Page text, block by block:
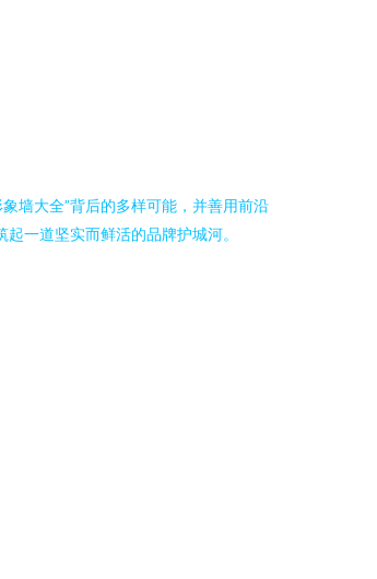
墙大全”背后的多样可能，并善用前沿
一道坚实而鲜活的品牌护城河。